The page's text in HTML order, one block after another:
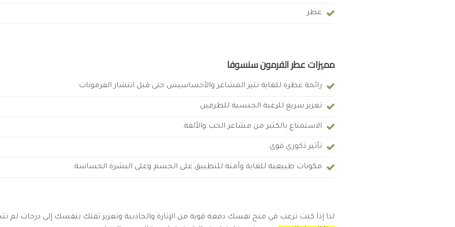
عطر
مميزات عطر الفرمون سنسوفا
رائحة عطرة للغاية تثير المشاعر والأحساسيس حتى قبل انتشار الفرمونات
تعزيز سريع للرغبة الجنسية للطرفين
الاستمتاع بالكثير من مشاعر الحب والألفة.
تأثير ذكوري قوي.
مكونات طبيعية للغاية وآمنة للتطبيق على الجسم وعلى البشرة الحساسة.
لذا إذا كنت ترغب في منح نفسك دفعة قوية من الإثارة والجاذبية وتعزيز ثقتك بنفسك إلى درجات لم